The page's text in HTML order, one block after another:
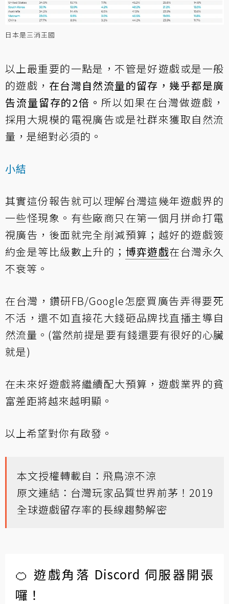
日本是三消王國
以上最重要的一點是，不管是好遊戲或是一般
的遊戲， 在台灣自然流量的留存，幾乎都是廣
告流量留存的2倍。 所以如果在台灣做遊戲，
採用大規模的電視廣告或是社群來獲取自然流
量，是絕對必須的。
小結
其實這份報告就可以理解台灣這幾年遊戲界的
一些怪現象。有些廠商只在第一個月拼命打電
視廣告，後面就完全削減預算；越好的遊戲簽
約金是等比級數上升的； 博弈遊戲在台灣永久
不衰等。
在台灣，鑽研FB/Google怎麼買廣告弄得要死
不活，還不如直接花大錢砸品牌找直播主導自
然流量。(當然前提是要有錢還要有很好的心臟
就是)
在未來好遊戲將繼續配大預算，遊戲業界的貧
富差距將越來越明顯。
以上希望對你有啟發。
本文授權轉載自： 飛鳥涼不涼
原文連結： 台灣玩家品質世界前茅！2019
全球遊戲留存率的長線趨勢解密
🍊 遊戲角落 Discord 伺服器開張
囉！